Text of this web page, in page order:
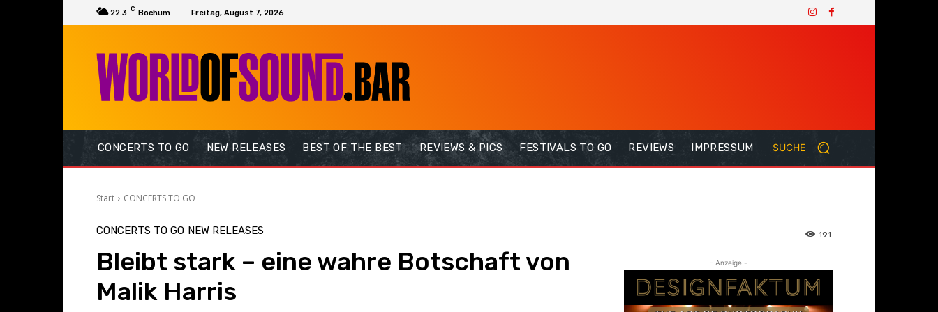
22.3 C Bochum Freitag, August 7, 2026
CONCERTS TO GO NEW RELEASES BEST OF THE BEST REVIEWS & PICS FESTIVALS TO GO REVIEWS IMPRESSUM SUCHE
Start CONCERTS TO GO
CONCERTS TO GO NEW RELEASES
Bleibt stark – eine wahre Botschaft von
Malik Harris
191
- Anzeige -